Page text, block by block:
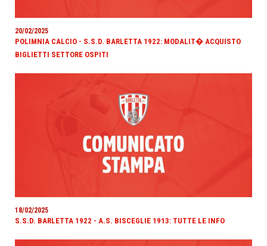
20/02/2025
POLIMNIA CALCIO - S.S.D. BARLETTA 1922: MODALIT� ACQUISTO
BIGLIETTI SETTORE OSPITI
18/02/2025
S.S.D. BARLETTA 1922 - A.S. BISCEGLIE 1913: TUTTE LE INFO